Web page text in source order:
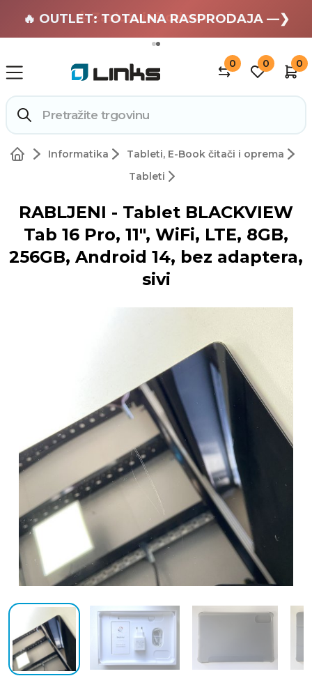
🏄 Zaslužuješ odmor —❯
🔥 OUTLET: TOTALNA RASPRODAJA —❯
0 0 0
Informatika
Tableti, E-Book čitači i oprema
Tableti
RABLJENI - Tablet BLACKVIEW
Tab 16 Pro, 11", WiFi, LTE, 8GB,
256GB, Android 14, bez adaptera,
sivi